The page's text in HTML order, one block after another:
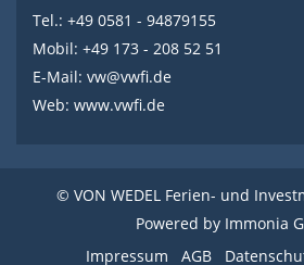
Tel.: +49 0581 - 94879155
Mobil: +49 173 - 208 52 51
E-Mail: vw@vwfi.de
Web: www.vwfi.de
© VON WEDEL Ferien- und
Powered by Immonia
Impressum
AGB